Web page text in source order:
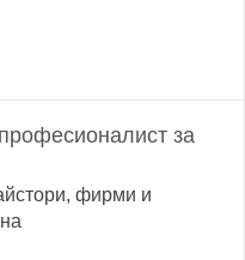
за
фирми и